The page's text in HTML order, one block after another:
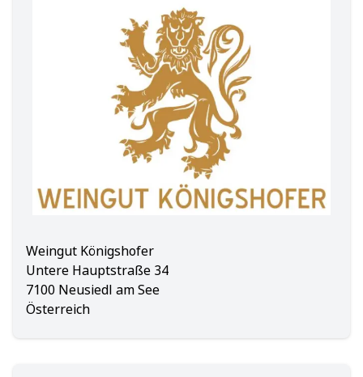
Weingut Königshofer
Untere Hauptstraße 34
7100 Neusiedl am See
Österreich